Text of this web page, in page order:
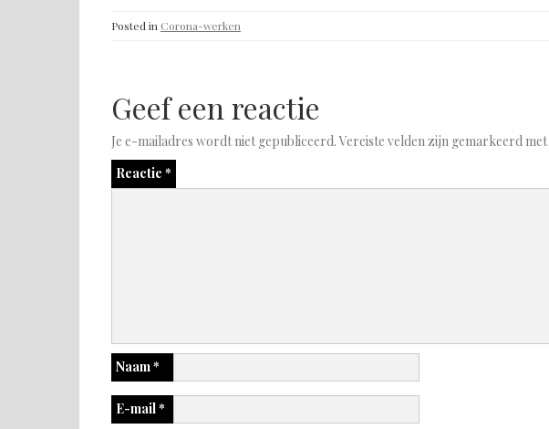
Posted in Corona-werken
Geef een reactie
Je e-mailadres wordt niet gepubliceerd. Vereiste velden zijn gemarkeerd met
Reactie *
Naam*
E-mail*